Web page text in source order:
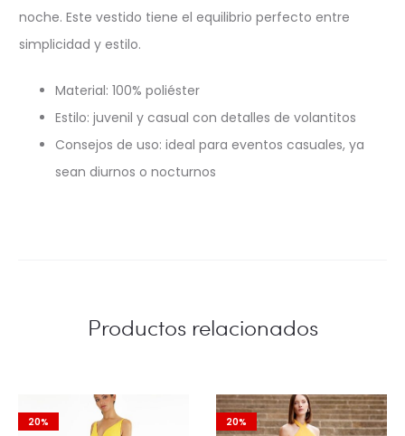
noche. Este vestido tiene el equilibrio perfecto entre
simplicidad y estilo.
Material: 100% poliéster
Estilo: juvenil y casual con detalles de volantitos
Consejos de uso: ideal para eventos casuales, ya
sean diurnos o nocturnos
Productos relacionados
20% 20%